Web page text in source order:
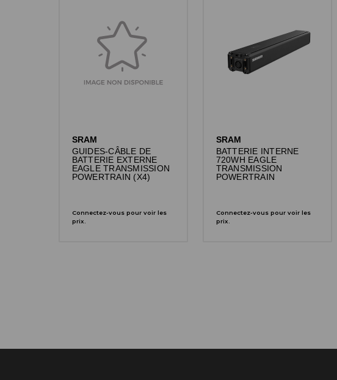
SRAM
GUIDES-CÂBLE DE
BATTERIE EXTERNE
EAGLE TRANSMISSION
POWERTRAIN (X4)
Connectez-vous pour voir les
prix.
SRAM
BATTERIE INTERNE
720WH EAGLE
TRANSMISSION
POWERTRAIN
Connectez-vous pour voir les
prix.